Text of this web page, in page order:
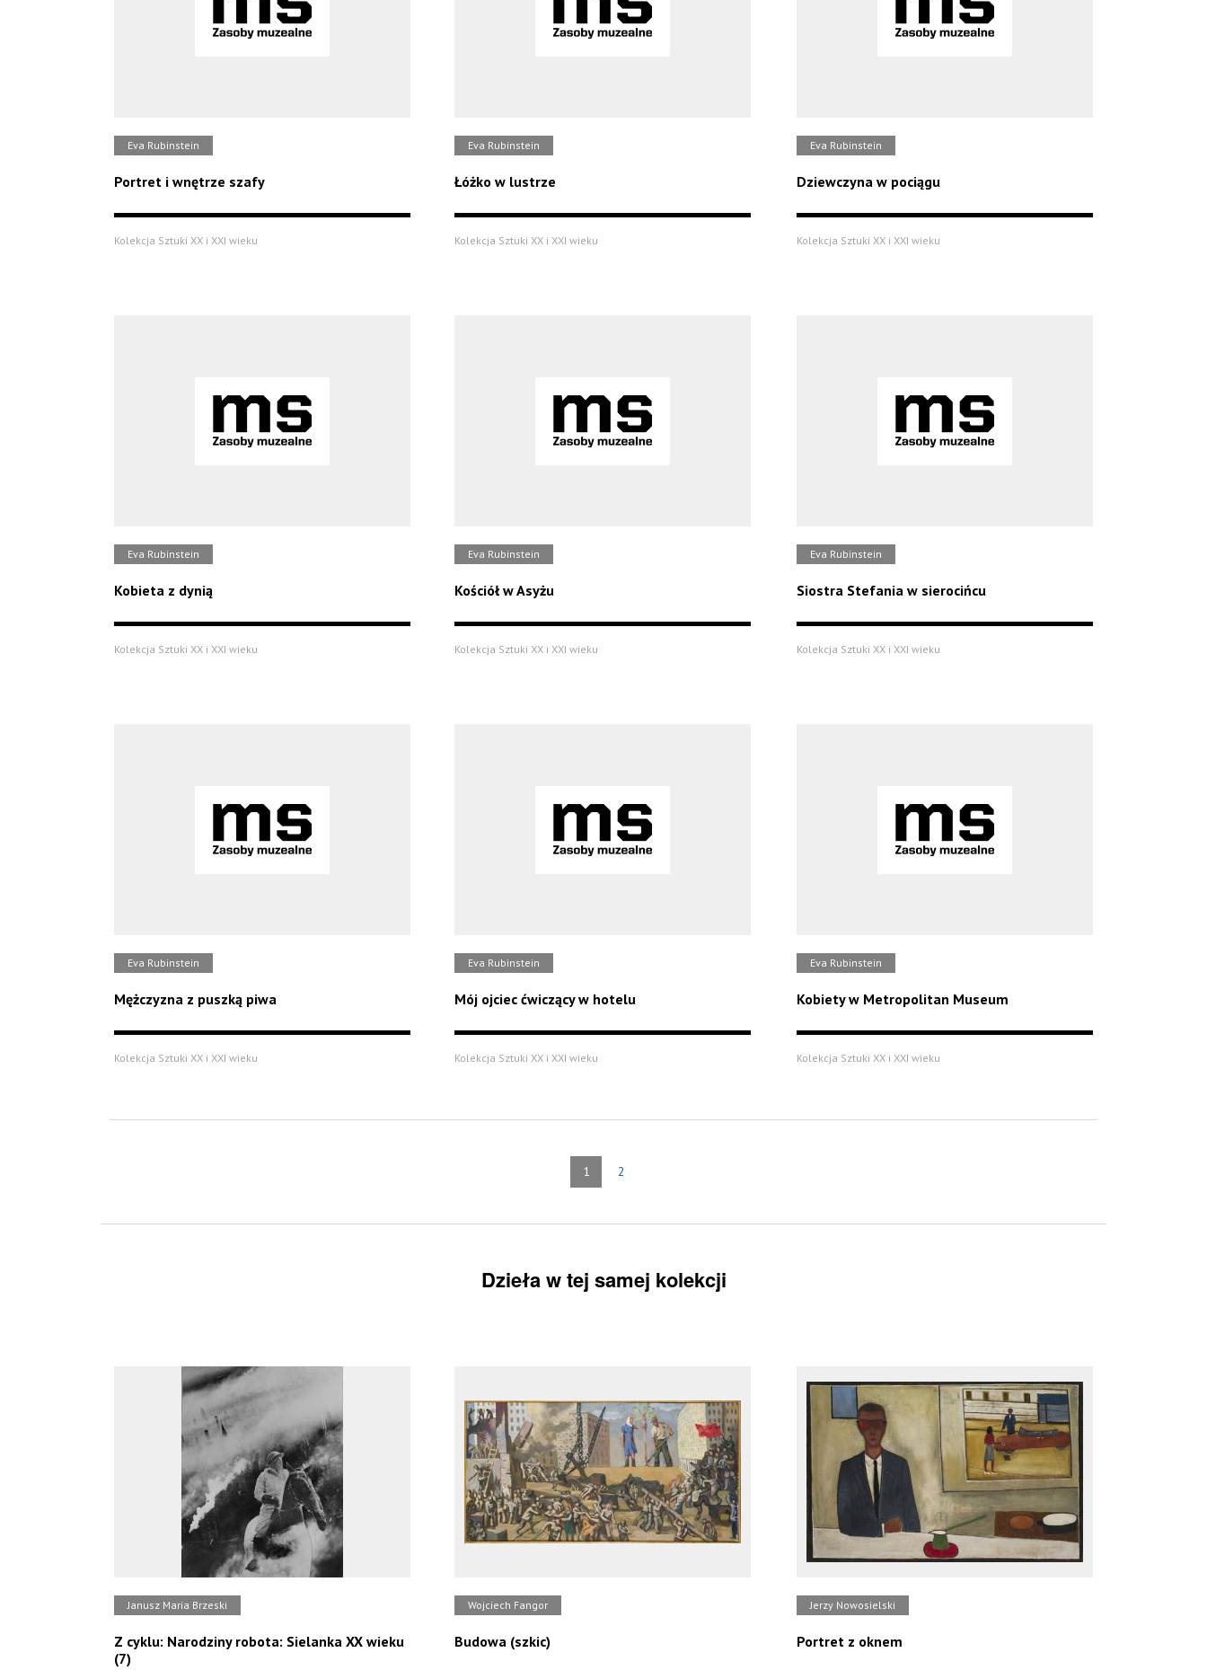
Eva Rubinstein
Portret i wnętrze szafy
Kolekcja Sztuki XX i XXI wieku
Eva Rubinstein
Łóżko w lustrze
Kolekcja Sztuki XX i XXI wieku
Eva Rubinstein
Dziewczyna w pociągu
Kolekcja Sztuki XX i XXI wieku
Eva Rubinstein
Kobieta z dynią
Kolekcja Sztuki XX i XXI wieku
Eva Rubinstein
Kościół w Asyżu
Kolekcja Sztuki XX i XXI wieku
Eva Rubinstein
Siostra Stefania w sierocińcu
Kolekcja Sztuki XX i XXI wieku
Eva Rubinstein
Mężczyzna z puszką piwa
Kolekcja Sztuki XX i XXI wieku
Eva Rubinstein
Mój ojciec ćwiczący w hotelu
Kolekcja Sztuki XX i XXI wieku
Eva Rubinstein
Kobiety w Metropolitan Museum
Kolekcja Sztuki XX i XXI wieku
1 2
Dzieła w tej samej kolekcji
Janusz Maria Brzeski
Z cyklu: Narodziny robota: Sielanka XX wieku
(7)
Wojciech Fangor
Budowa (szkic)
Jerzy Nowosielski
Portret z oknem